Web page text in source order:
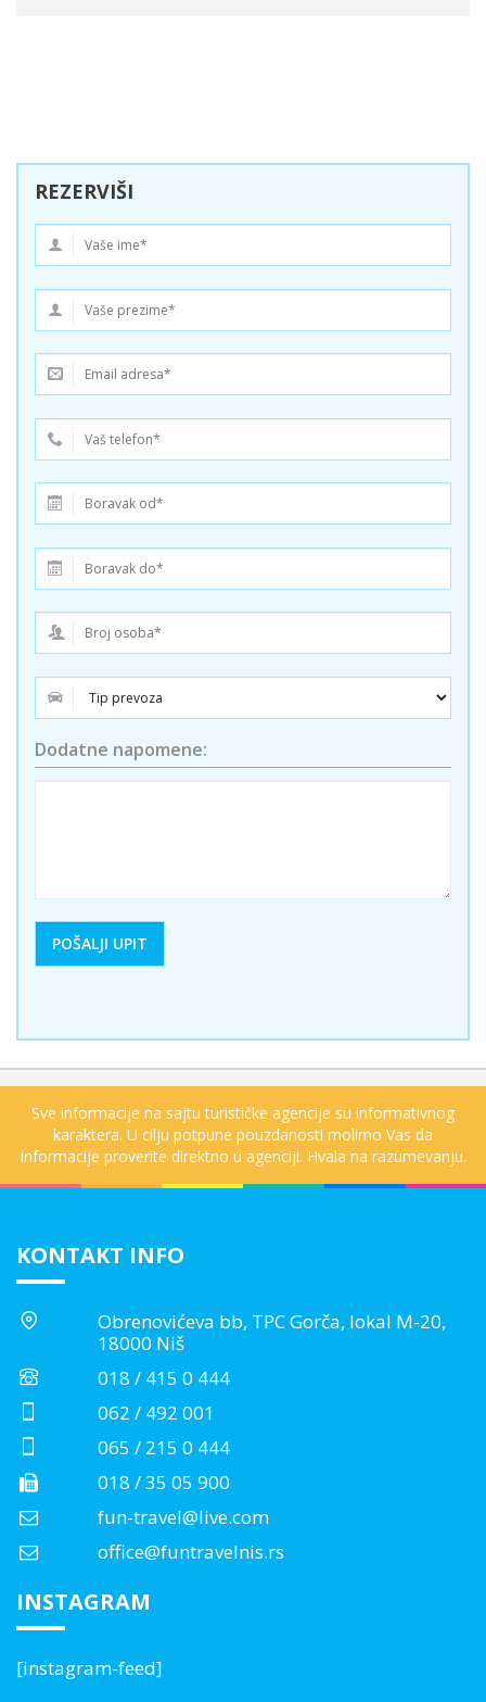
REZERVIŠI
Dodatne napomene:
Sve informacije na sajtu turističke agencije su informativnog
karaktera. U cilju potpune pouzdanosti molimo Vas da
informacije proverite direktno u agenciji. Hvala na razumevanju.
KONTAKT INFO
Obrenovićeva bb, TPC Gorča, lokal M-20,
18000 Niš
018 / 415 0 444
062 / 492 001
065 / 215 0 444
018 / 35 05 900
fun-travel@live.com
office@funtravelnis.rs
INSTAGRAM
[instagram-feed]